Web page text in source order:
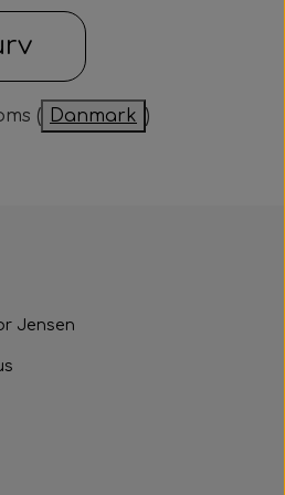
Om huset
kildebakken
Revy
og Benjamin
( Danmark )
Jensen